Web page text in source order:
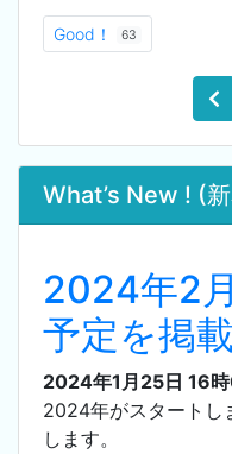
Good！ 63
What’s New ! (新
2024年2
予定を掲
2024年1月25日 16
2024年がスタートし
します。